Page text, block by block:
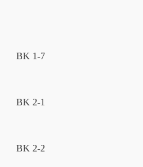
BK 1-7
BK 2-1
BK 2-2